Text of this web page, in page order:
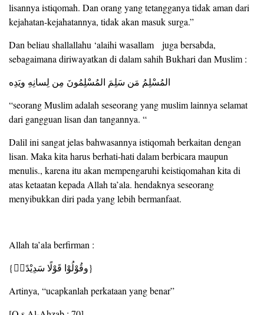
lisannya istiqomah. Dan orang yang tetangganya tidak aman dari
kejahatan-kejahatannya, tidak akan masuk surga.”
Dan beliau shallallahu ‘alaihi wasallam juga bersabda,
sebagaimana diriwayatkan di dalam sahih Bukhari dan Muslim :
المُسْلِمُ مَن سَلِمَ المُسْلِمُونَ مِن لِسانِهِ ويَدِه
“seorang Muslim adalah seseorang yang muslim lainnya selamat
dari gangguan lisan dan tangannya. “
Dalil ini sangat jelas bahwasannya istiqomah berkaitan dengan
lisan. Maka kita harus berhati-hati dalam berbicara maupun
menulis., karena itu akan mempengaruhi keistiqomahan kita di
atas ketaatan kepada Allah ta’ala. hendaknya seseorang
menyibukkan diri pada yang lebih bermanfaat.
Allah ta’ala berfirman :
{وقُوْلُوْا قَوْلًا سَدِيْدًاۙ}
Artinya, “ucapkanlah perkataan yang benar”